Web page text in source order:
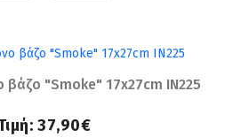
βάζο "Smoke" 17x27cm IN225
37,90€